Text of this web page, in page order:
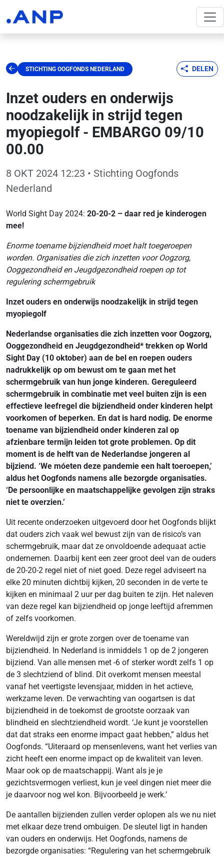
STICHTING OOGFONDS NEDERLAND DELEN
Inzet ouders en onderwijs
noodzakelijk in strijd tegen
myopiegolf - EMBARGO 09/10
00.00
8 OKT 2024 12:23 • Stichting Oogfonds
Nederland
World Sight Day 2024: 20-20-2 – daar red je kinderogen
mee!
Enorme toename bijziendheid moet halt toegeroepen
worden. Organisaties die zich inzetten voor Oogzorg,
Ooggezondheid en Jeugdgezondheid roepen op tot
regulering schermgebruik
Inzet ouders en onderwijs noodzakelijk in strijd tegen
myopiegolf
Nederlandse organisaties die zich inzetten voor Oogzorg,
Ooggezondheid en Jeugdgezondheid* trekken op World
Sight Day (10 oktober) aan de bel en roepen ouders
nadrukkelijk op om bewust om te gaan met het
schermgebruik van hun jonge kinderen. Gereguleerd
schermgebruik in combinatie met veel buiten zijn is een
effectieve leefregel die bijziendheid onder kinderen helpt
voorkomen of beperken. En dat is hard nodig. De enorme
toename van bijziendheid onder kinderen zal op
afzienbare termijn leiden tot grote problemen. Op dit
moment is de helft van de Nederlandse jongeren al
bijziend. ‘We móeten deze pandemie een halt toeroepen,’
aldus het Oogfonds namens alle bezorgde organisaties.
‘De persoonlijke en maatschappelijke gevolgen zijn straks
niet te overzien.’
Uit recente onderzoeken uitgevoerd door het Oogfonds blijkt
dat ouders zich vaak wel bewust zijn van de risico’s van
schermgebruik, maar dat ze onvoldoende adequaat actie
ondernemen. Daarbij kent een zeer groot deel van de ouders
de 20-20-2 regel niet of niet goed. Deze regel adviseert na
elke 20 minuten dichtbij kijken, 20 seconden in de verte te
kijken en minimaal 2 uur per dag buiten te zijn. Het naleven
van deze regel kan bijziendheid op jonge leeftijd afremmen
of zelfs voorkomen.
Wereldwijd zijn er grote zorgen over de toename van
bijziendheid. In Nederland is inmiddels 1 op de 2 jongeren
bijziend. Van alle mensen met -6 of sterker wordt zelfs 1 op
de 3 slechtziend of blind. Dit overkomt mensen meestal
vanaf het veertigste levensjaar, midden in het actieve,
werkzame leven. De verwachting van oogartsen is dat
bijziendheid in de toekomst de grootste oorzaak van
blindheid en slechtziendheid wordt. ‘Je kunt je voorstellen
dat dat straks een enorme impact gaat hebben,” aldus het
Oogfonds. “Uiteraard op mensenlevens, want het verlies van
zicht heeft een enorme impact op de kwaliteit van leven.
Maar ook op de maatschappij. Want als je je
gezichtsvermogen verliest, kun je veel dingen niet meer die
je daarvoor nog wel kon. Bijvoorbeeld je werk.’
De aantallen bijzienden zullen verder oplopen als we nu niet
met elkaar deze trend ombuigen. De sleutel ligt in handen
van ouders en onderwijs. Het Oogfonds, namens de
bezorgde organisaties: “Regulering van het schermgebruik